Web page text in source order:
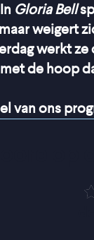
Gloria Bell
weigert
werkt
de hoop
van ons